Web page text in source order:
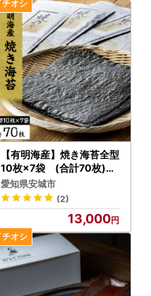
【有明海産】焼き海苔全型
10枚×7袋 (合計70枚)【
1460446】
愛知県安城市
(2)
13,000